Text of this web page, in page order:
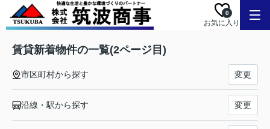
0
お気に入り
賃貸新着物件の一覧(2ページ目)
市区町村から探す 変更
沿線・駅から探す 変更